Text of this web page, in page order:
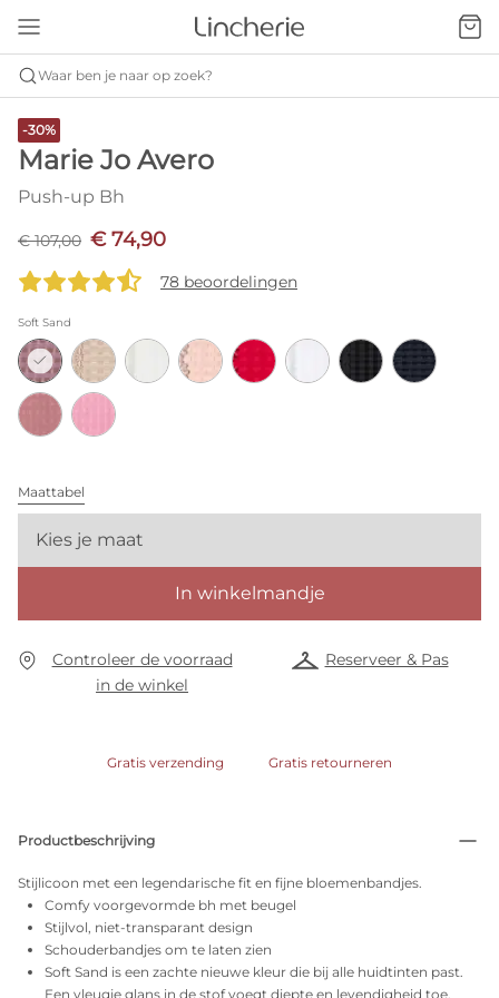
Waar ben je naar op zoek?
-30%
Marie Jo Avero
Push-up Bh
€ 107,00 € 74,90
78 beoordelingen
Soft Sand
Maattabel
Kies je maat
In winkelmandje
Controleer de voorraad
in de winkel
Reserveer & Pas
Gratis verzending Gratis retourneren
Productbeschrijving
Stijlicoon met een legendarische fit en fijne bloemenbandjes.
Comfy voorgevormde bh met beugel
Stijlvol, niet-transparant design
Schouderbandjes om te laten zien
Soft Sand is een zachte nieuwe kleur die bij alle huidtinten past.
Een vleugje glans in de stof voegt diepte en levendigheid toe.